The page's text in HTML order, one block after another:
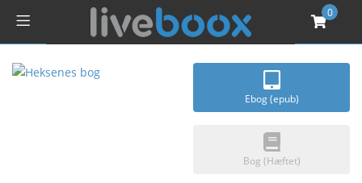
0
Ebog (epub)
Bog (Hæftet)